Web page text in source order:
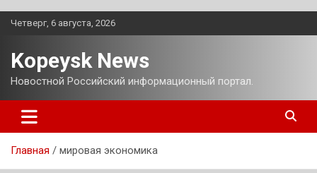
Перейти
Четверг, 6 августа, 2026
Kopeysk News
Новостной Российский информационный портал.
Главная мировая экономика